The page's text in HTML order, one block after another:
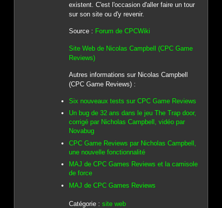
existent. C'est l'occasion d'aller faire un tour
sur son site ou d'y revenir.
Source : Forum de CPCWiki
Site Web de Nicolas Campbell (CPC Game
Reviews)
Autres informations sur Nicolas Campbell
(CPC Game Reviews) :
Six nouveaux tests sur CPC Game Reviews
Un bug de 32 ans dans le jeu The Trap door,
corrigé par Nicholas Campbell, vidéo par
Novabug
CPC Game Reviews par Nicholas Campbell,
une nouvelle fonctionnalité
MAJ de CPC Games Reviews et la camisole
de force
MAJ de CPC Games Reviews
Catégorie : site web